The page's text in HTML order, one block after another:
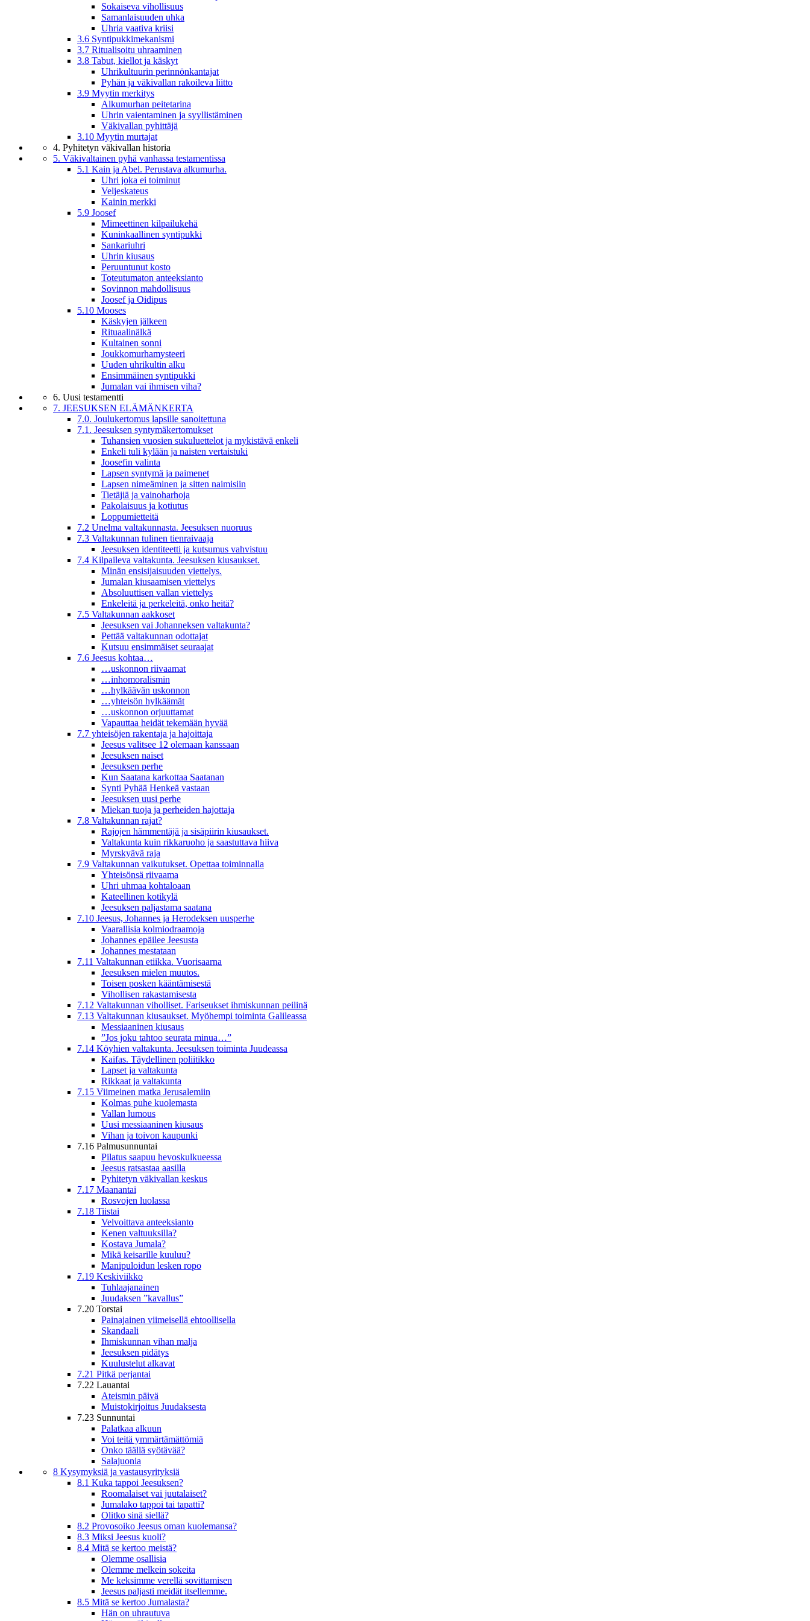
Sokaiseva vihollisuus
Samanlaisuuden uhka
Uhria vaativa kriisi
3.6 Syntipukkimekanismi
3.7 Ritualisoitu uhraaminen
3.8 Tabut, kiellot ja käskyt
Uhrikultuurin perinnönkantajat
Pyhän ja väkivallan rakoileva liitto
3.9 Myytin merkitys
Alkumurhan peitetarina
Uhrin vaientaminen ja syyllistäminen
Väkivallan pyhittäjä
3.10 Myytin murtajat
4. Pyhitetyn väkivallan historia
5. Väkivaltainen pyhä vanhassa testamentissa
5.1 Kain ja Abel. Perustava alkumurha.
Uhri joka ei toiminut
Veljeskateus
Kainin merkki
5.9 Joosef
Mimeettinen kilpailukehä
Kuninkaallinen syntipukki
Sankariuhri
Uhrin kiusaus
Peruuntunut kosto
Toteutumaton anteeksianto
Sovinnon mahdollisuus
Joosef ja Oidipus
5.10 Mooses
Käskyjen jälkeen
Rituaalinälkä
Kultainen sonni
Joukkomurhamysteeri
Uuden uhrikultin alku
Ensimmäinen syntipukki
Jumalan vai ihmisen viha?
6. Uusi testamentti
7. JEESUKSEN ELÄMÄNKERTA
7.0. Joulukertomus lapsille sanoitettuna
7.1. Jeesuksen syntymäkertomukset
Tuhansien vuosien sukuluettelot ja mykistävä enkeli
Enkeli tuli kylään ja naisten vertaistuki
Joosefin valinta
Lapsen syntymä ja paimenet
Lapsen nimeäminen ja sitten naimisiin
Tietäjiä ja vainoharhoja
Pakolaisuus ja kotiutus
Loppumietteitä
7.2 Unelma valtakunnasta. Jeesuksen nuoruus
7.3 Valtakunnan tulinen tienraivaaja
Jeesuksen identiteetti ja kutsumus vahvistuu
7.4 Kilpaileva valtakunta. Jeesuksen kiusaukset.
Minän ensisijaisuuden viettelys.
Jumalan kiusaamisen viettelys
Absoluuttisen vallan viettelys
Enkeleitä ja perkeleitä, onko heitä?
7.5 Valtakunnan aakkoset
Jeesuksen vai Johanneksen valtakunta?
Pettää valtakunnan odottajat
Kutsuu ensimmäiset seuraajat
7.6 Jeesus kohtaa…
…uskonnon riivaamat
…inhomoralismin
…hylkäävän uskonnon
…yhteisön hylkäämät
…uskonnon orjuuttamat
Vapauttaa heidät tekemään hyvää
7.7 yhteisöjen rakentaja ja hajoittaja
Jeesus valitsee 12 olemaan kanssaan
Jeesuksen naiset
Jeesuksen perhe
Kun Saatana karkottaa Saatanan
Synti Pyhää Henkeä vastaan
Jeesuksen uusi perhe
Miekan tuoja ja perheiden hajottaja
7.8 Valtakunnan rajat?
Rajojen hämmentäjä ja sisäpiirin kiusaukset.
Valtakunta kuin rikkaruoho ja saastuttava hiiva
Myrskyävä raja
7.9 Valtakunnan vaikutukset. Opettaa toiminnalla
Yhteisönsä riivaama
Uhri uhmaa kohtaloaan
Kateellinen kotikylä
Jeesuksen paljastama saatana
7.10 Jeesus, Johannes ja Herodeksen uusperhe
Vaarallisia kolmiodraamoja
Johannes epäilee Jeesusta
Johannes mestataan
7.11 Valtakunnan etiikka. Vuorisaarna
Jeesuksen mielen muutos.
Toisen posken kääntämisestä
Vihollisen rakastamisesta
7.12 Valtakunnan viholliset. Fariseukset ihmiskunnan peilinä
7.13 Valtakunnan kiusaukset. Myöhempi toiminta Galileassa
Messiaaninen kiusaus
”Jos joku tahtoo seurata minua…”
7.14 Köyhien valtakunta. Jeesuksen toiminta Juudeassa
Kaifas. Täydellinen poliitikko
Lapset ja valtakunta
Rikkaat ja valtakunta
7.15 Viimeinen matka Jerusalemiin
Kolmas puhe kuolemasta
Vallan lumous
Uusi messiaaninen kiusaus
Vihan ja toivon kaupunki
7.16 Palmusunnuntai
Pilatus saapuu hevoskulkueessa
Jeesus ratsastaa aasilla
Pyhitetyn väkivallan keskus
7.17 Maanantai
Rosvojen luolassa
7.18 Tiistai
Velvoittava anteeksianto
Kenen valtuuksilla?
Kostava Jumala?
Mikä keisarille kuuluu?
Manipuloidun lesken ropo
7.19 Keskiviikko
Tuhlaajanainen
Juudaksen ”kavallus”
7.20 Torstai
Painajainen viimeisellä ehtoollisella
Skandaali
Ihmiskunnan vihan malja
Jeesuksen pidätys
Kuulustelut alkavat
7.21 Pitkä perjantai
7.22 Lauantai
Ateismin päivä
Muistokirjoitus Juudaksesta
7.23 Sunnuntai
Palatkaa alkuun
Voi teitä ymmärtämättömiä
Onko täällä syötävää?
Salajuonia
8 Kysymyksiä ja vastausyrityksiä
8.1 Kuka tappoi Jeesuksen?
Roomalaiset vai juutalaiset?
Jumalako tappoi tai tapatti?
Olitko sinä siellä?
8.2 Provosoiko Jeesus oman kuolemansa?
8.3 Miksi Jeesus kuoli?
8.4 Mitä se kertoo meistä?
Olemme osallisia
Olemme melkein sokeita
Me keksimme verellä sovittamisen
Jeesus paljasti meidät itsellemme.
8.5 Mitä se kertoo Jumalasta?
Hän on uhrautuva